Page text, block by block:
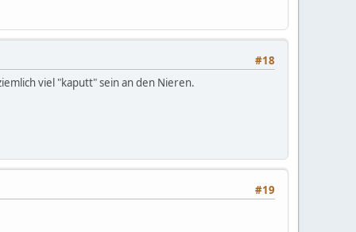
#18
viel "kaputt" sein an den Nieren.
#19